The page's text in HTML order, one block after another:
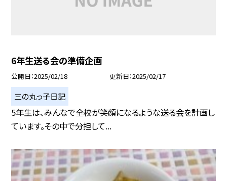
6年生送る会の準備企画
公開日 2025/02/18 更新日 2025/02/17
三の丸っ子日記
5年生は、みんなで全校が笑顔になるような送る会を計画し
ています。その中で分担して...